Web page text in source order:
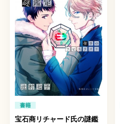
書籍
宝石商リチャード氏の謎鑑